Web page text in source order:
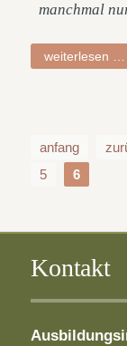
manchmal
weiterlesen …
anfang
5
6
Kontakt